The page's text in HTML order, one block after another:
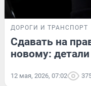
ДОРОГИ И ТРАНСПОРТ
Сдавать на
новому: детали
12 мая, 2026, 07:02